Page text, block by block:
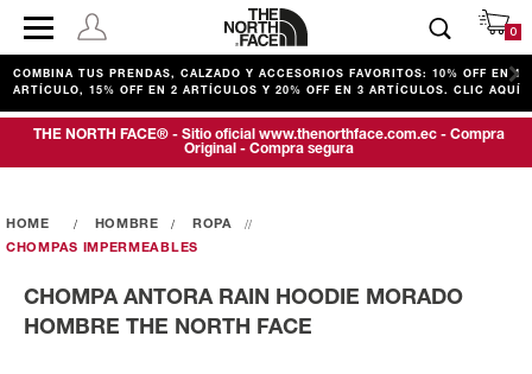
0
COMBINA TUS PRENDAS, CALZADO Y ACCESORIOS FAVORITOS: 10% OFF EN 1
ARTÍCULO, 15% OFF EN 2 ARTÍCULOS Y 20% OFF EN 3 ARTÍCULOS. CLIC AQUÍ
THE NORTH FACE® - Sitio oficial www.thenorthface.com.ec - Compra
Original - Compra segura
HOMBRE
ROPA
CHOMPAS IMPERMEABLES
CHOMPA ANTORA RAIN HOODIE MORADO
HOMBRE THE NORTH FACE